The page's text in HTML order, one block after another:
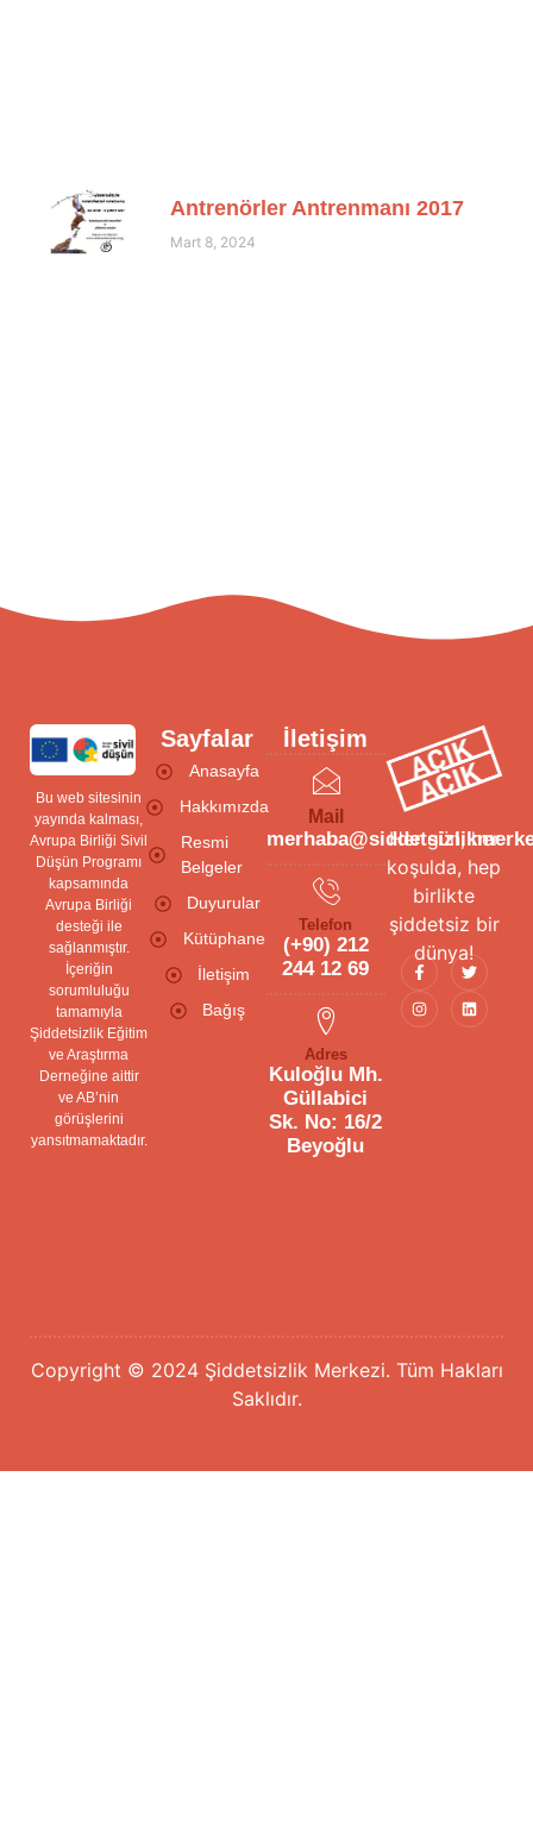
Antrenörler Antrenmanı 2017
Mart 8, 2024
Bu web sitesinin
yayında kalması,
Avrupa Birliği Sivil
Düşün Programı
kapsamında
Avrupa Birliği
desteği ile
sağlanmıştır.
İçeriğin
sorumluluğu
tamamıyla
Şiddetsizlik Eğitim
ve Araştırma
Derneğine aittir
ve AB’nin
görüşlerini
yansıtmamaktadır.
Sayfalar
Anasayfa
Hakkımızda
Resmi
Belgeler
Duyurular
Kütüphane
İletişim
Bağış
İletişim
Mail
Telefon
(+90) 212
244 12 69
Adres
Kuloğlu Mh.
Güllabici
Sk. No: 16/2
Beyoğlu
Her gün, her
koşulda, hep
birlikte
şiddetsiz bir
dünya!
Copyright © 2024 Şiddetsizlik Merkezi. Tüm Hakları
Saklıdır.